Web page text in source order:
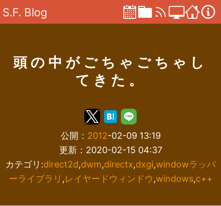
S.F. Blog
頭の中がごちゃごちゃし
てきた。
公開： 2012-02-09 13:19
更新：2020-02-15 04:37
カテゴリ:direct2d,dwm,directx,dxgi,windowラッパ
ーライブラリ ,レイヤードウィンドウ,windows,c++